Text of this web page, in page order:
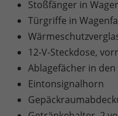
Stoßfänger in
Türgriffe in
12-V-Steckdose,
Ablagefächer in
Eintonsignalhorn